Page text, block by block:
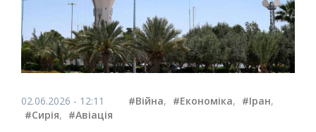
02.06.2026 - 12:11 #Війна, #Економіка, #Іран,
#Сирія, #Авіація